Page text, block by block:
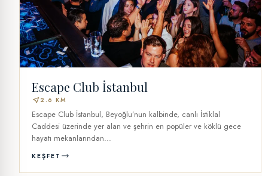
Escape Club İstanbul
near_me2.6 KM
Escape Club İstanbul, Beyoğlu’nun kalbinde, canlı İstiklal
Caddesi üzerinde yer alan ve şehrin en popüler ve köklü gece
hayatı mekanlarından...
KEŞFET